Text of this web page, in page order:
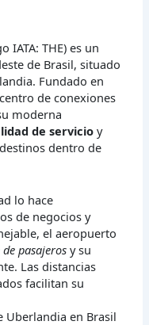
IATA: THE) es un
de Brasil, situado
Fundado en
de conexiones
moderna
de servicioy
dentro de
lo hace
de negocios y
el aeropuerto
pasajerosy su
Las distancias
facilitan su
Uberlandia en Brasil